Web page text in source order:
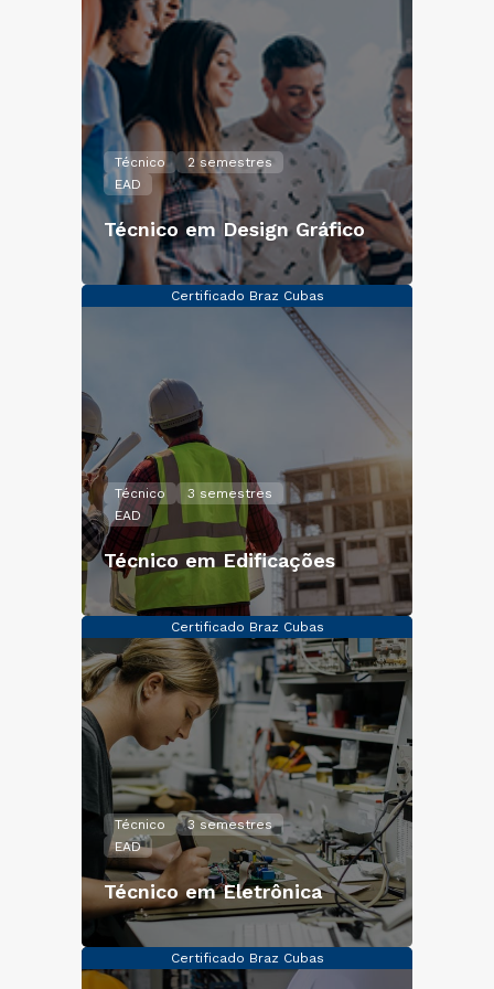
Técnico
2 semestres
EAD
Técnico em Design Gráfico
Certificado Braz Cubas
Técnico
3 semestres
EAD
Técnico em Edificações
Certificado Braz Cubas
Técnico
3 semestres
EAD
Técnico em Eletrônica
Certificado Braz Cubas